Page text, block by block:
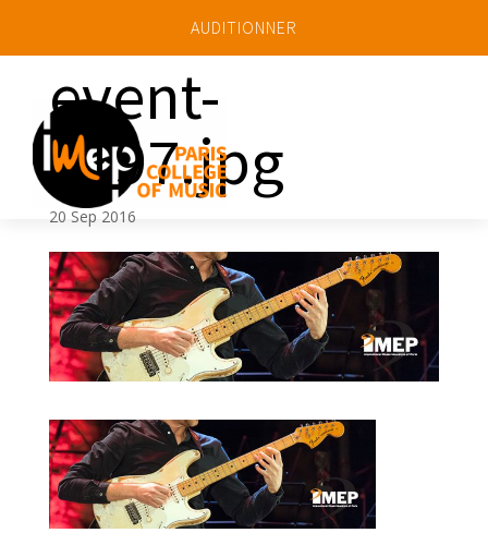
AUDITIONNER
event-
3197.jpg
20 Sep 2016